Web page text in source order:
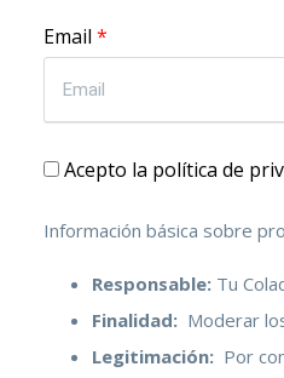
Email *
Acepto la política de
Información básica sobre
Responsable: Tu
Finalidad: Moderar
Legitimación: Por